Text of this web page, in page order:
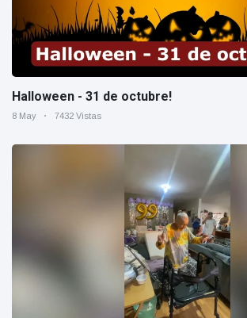
Halloween - 31 de octubre!
8 May 7432 Vistas